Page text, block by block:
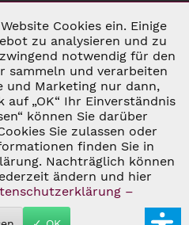
UMSATZSTEUER ZZGL.
WENN NICHT
RIGHTS RESERVED. THEME BY
Aktiv
Inaktiv
Inaktiv
Inaktiv
Cookies ein. Einige
zu analysieren und zu
notwendig für den
sammeln und verarbeiten
und Marketing nur dann,
„OK“ Ihr Einverständnis
können Sie darüber
Sie zulassen oder
finden Sie in
Nachträglich können
ändern und hier
–